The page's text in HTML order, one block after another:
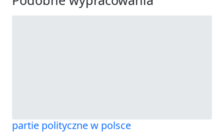
partie polityczne w polsce